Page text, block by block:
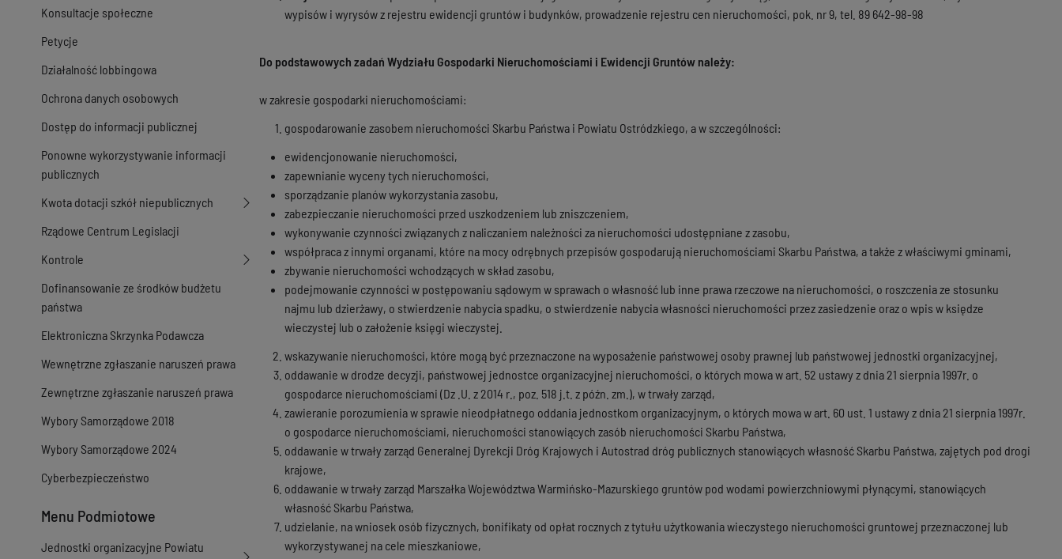
Konsultacje społeczne
Petycje
Działalność lobbingowa
Ochrona danych osobowych
Dostęp do informacji publicznej
Ponowne wykorzystywanie informacji
publicznych
Kwota dotacji szkół niepublicznych
Rządowe Centrum Legislacji
Kontrole
Dofinansowanie ze środków budżetu
państwa
Elektroniczna Skrzynka Podawcza
Wewnętrzne zgłaszanie naruszeń prawa
Zewnętrzne zgłaszanie naruszeń prawa
Wybory Samorządowe 2018
Wybory Samorządowe 2024
Cyberbezpieczeństwo
Menu Podmiotowe
Jednostki organizacyjne Powiatu
wypisów i wyrysów z rejestru ewidencji gruntów i budynków, prowadzenie rejestru cen nieruchomości, pok. nr 9, tel. 89 642-98-98
Do podstawowych zadań Wydziału Gospodarki Nieruchomościami i Ewidencji Gruntów należy:
w zakresie gospodarki nieruchomościami:
gospodarowanie zasobem nieruchomości Skarbu Państwa i Powiatu Ostródzkiego, a w szczególności:
ewidencjonowanie nieruchomości,
zapewnianie wyceny tych nieruchomości,
sporządzanie planów wykorzystania zasobu,
zabezpieczanie nieruchomości przed uszkodzeniem lub zniszczeniem,
wykonywanie czynności związanych z naliczaniem należności za nieruchomości udostępniane z zasobu,
współpraca z innymi organami, które na mocy odrębnych przepisów gospodarują nieruchomościami Skarbu Państwa, a także z właściwymi gminami,
zbywanie nieruchomości wchodzących w skład zasobu,
podejmowanie czynności w postępowaniu sądowym w sprawach o własność lub inne prawa rzeczowe na nieruchomości, o roszczenia ze stosunku
najmu lub dzierżawy, o stwierdzenie nabycia spadku, o stwierdzenie nabycia własności nieruchomości przez zasiedzenie oraz o wpis w księdze
wieczystej lub o założenie księgi wieczystej.
wskazywanie nieruchomości, które mogą być przeznaczone na wyposażenie państwowej osoby prawnej lub państwowej jednostki organizacyjnej,
oddawanie w drodze decyzji, państwowej jednostce organizacyjnej nieruchomości, o których mowa w art. 52 ustawy z dnia 21 sierpnia 1997r. o
gospodarce nieruchomościami (Dz .U. z 2014 r., poz. 518 j.t. z późn. zm.), w trwały zarząd,
zawieranie porozumienia w sprawie nieodpłatnego oddania jednostkom organizacyjnym, o których mowa w art. 60 ust. 1 ustawy z dnia 21 sierpnia 1997r.
o gospodarce nieruchomościami, nieruchomości stanowiących zasób nieruchomości Skarbu Państwa,
oddawanie w trwały zarząd Generalnej Dyrekcji Dróg Krajowych i Autostrad dróg publicznych stanowiących własność Skarbu Państwa, zajętych pod drogi
krajowe,
oddawanie w trwały zarząd Marszałka Województwa Warmińsko-Mazurskiego gruntów pod wodami powierzchniowymi płynącymi, stanowiących
własność Skarbu Państwa,
udzielanie, na wniosek osób fizycznych, bonifikaty od opłat rocznych z tytułu użytkowania wieczystego nieruchomości gruntowej przeznaczonej lub
wykorzystywanej na cele mieszkaniowe,